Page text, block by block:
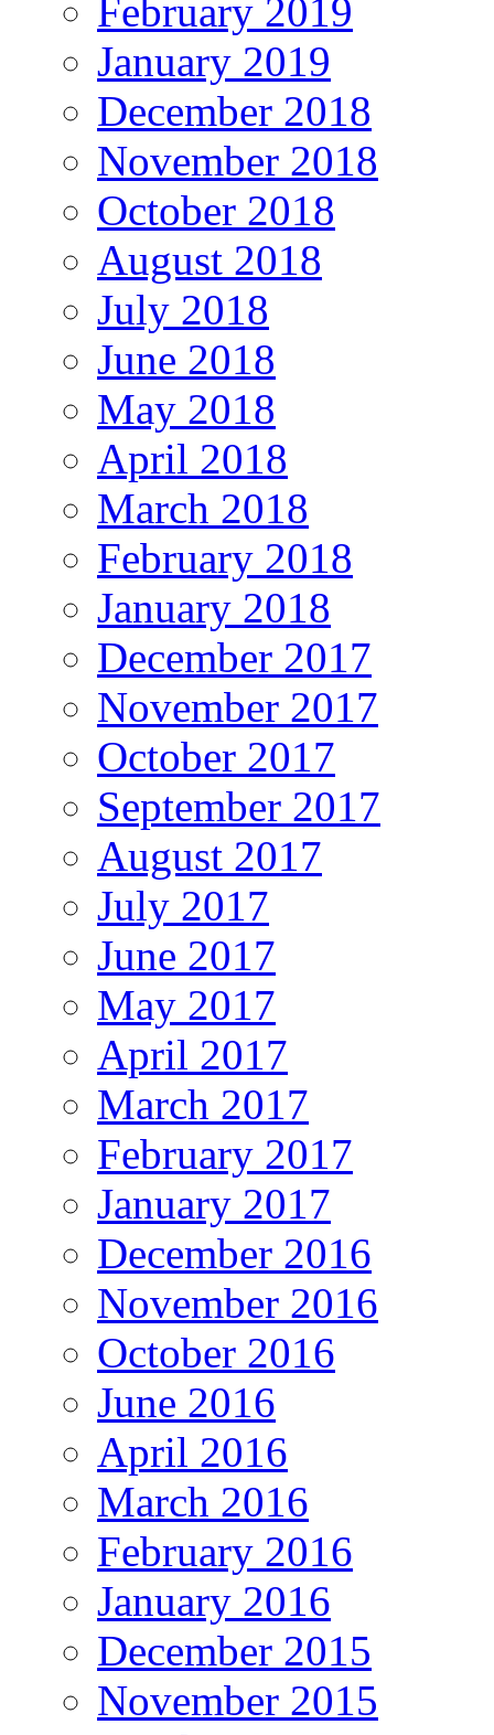
February 2019
January 2019
December 2018
November 2018
October 2018
August 2018
July 2018
June 2018
May 2018
April 2018
March 2018
February 2018
January 2018
December 2017
November 2017
October 2017
September 2017
August 2017
July 2017
June 2017
May 2017
April 2017
March 2017
February 2017
January 2017
December 2016
November 2016
October 2016
June 2016
April 2016
March 2016
February 2016
January 2016
December 2015
November 2015